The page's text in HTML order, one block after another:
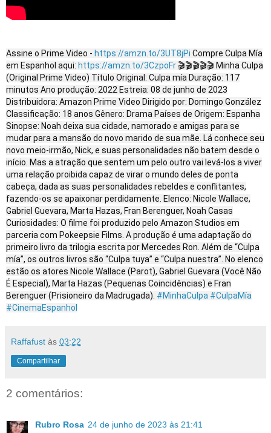
Assine o Prime Video - https://amzn.to/3UT8jPi Compre Culpa Mía
em Espanhol aqui: https://amzn.to/3CzpoFr 🎬🎬🎬🎬🎬 Minha Culpa
(Original Prime Video) Título Original: Culpa mía Duração: 117
minutos Ano produção: 2022 Estreia: 08 de junho de 2023
Distribuidora: Amazon Prime Video Dirigido por: Domingo González
Classificação: 18 anos Gênero: Drama Países de Origem: Espanha
Sinopse: Noah deixa sua cidade, namorado e amigas para se
mudar para a mansão do novo marido de sua mãe. Lá conhece seu
novo meio-irmão, Nick, e suas personalidades não batem desde o
início. Mas a atração que sentem um pelo outro vai levá-los a viver
uma relação proibida capaz de virar o mundo deles de ponta
cabeça, dada as suas personalidades rebeldes e conflitantes,
fazendo-os se apaixonar perdidamente. Elenco: Nicole Wallace,
Gabriel Guevara, Marta Hazas, Fran Berenguer, Noah Casas
Curiosidades: O filme foi produzido pelo Amazon Studios em
parceria com Pokeepsie Films. A produção é uma adaptação do
primeiro livro da trilogia escrita por Mercedes Ron. Além de “Culpa
mía”, os outros livros são “Culpa tuya” e “Culpa nuestra”. No elenco
estão os atores Nicole Wallace (Parot), Gabriel Guevara (Você Não
É Especial), Marta Hazas (Pequenas Coincidências) e Fran
Berenguer (Prisioneiro da Madrugada). #MinhaCulpa #CulpaMía
#CinemaEspanhol
Raffafust às 03:22
Compartilhar
2 comentários:
Rubro Rosa 24 de junho de 2023 às 21:41